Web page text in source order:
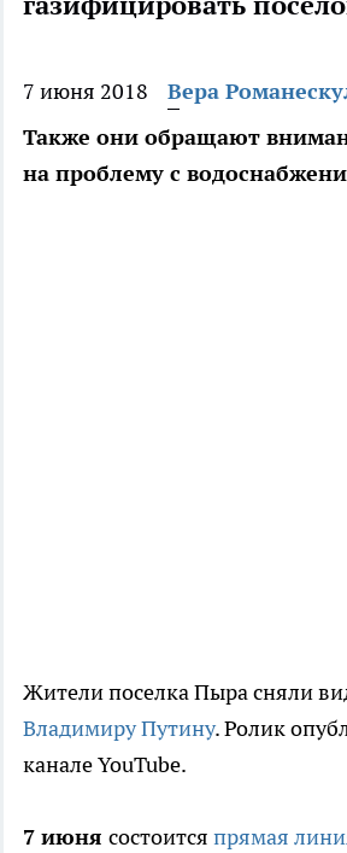
7 июня 2018
Вера
Также они обращают
на проблему с
Жители поселка Пыра сняли
Владимиру Путину. Ролик
канале YouTube.
7 июня состоится прямая